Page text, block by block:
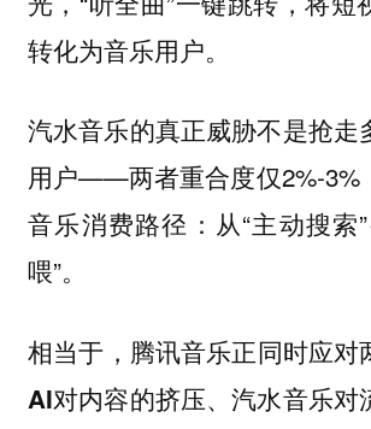
转化为音乐用户。
汽水音乐的真正威胁不是抢走
用户——两者重合度仅2%-3%
音乐消费路径：从“主动搜索
喂”。
相当于，腾讯音乐正同时应
AI对内容的挤压、汽水音乐对